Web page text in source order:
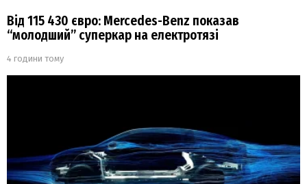
Від 115 430 євро: Mercedes-Benz показав
“молодший” суперкар на електротязі
4 години тому